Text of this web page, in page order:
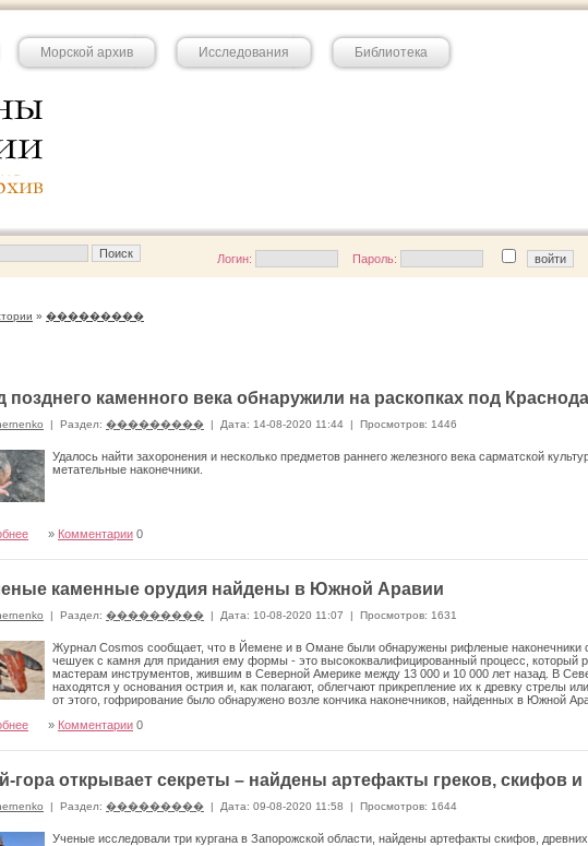
Морской архив Исследования Библиотека
Логин: Пароль:
» ���������
позднего каменного века обнаружили на раскопках под
| Раздел: ��������� | Дата: 14-08-2020 11:44 | Просмотров: 1446
Удалось найти захоронения и несколько предметов раннего железного века сарматской
метательные наконечники.
» Комментарии 0
каменные орудия найдены в Южной Аравии
| Раздел: ��������� | Дата: 10-08-2020 11:07 | Просмотров: 1631
Журнал Cosmos сообщает, что в Йемене и в Омане были обнаружены рифленые наконечники
чешуек с камня для придания ему формы - это высококвалифицированный процесс, который
мастерам инструментов, жившим в Северной Америке между 13 000 и 10 000 лет назад. В
находятся у основания острия и, как полагают, облегчают прикрепление их к древку стрелы
от этого, гофрирование было обнаружено возле кончика наконечников, найденных в Южной
» Комментарии 0
гора открывает секреты – найдены артефакты греков, скифов и
| Раздел: ��������� | Дата: 09-08-2020 11:58 | Просмотров: 1644
Ученые исследовали три кургана в Запорожской области, найдены артефакты скифов, древних